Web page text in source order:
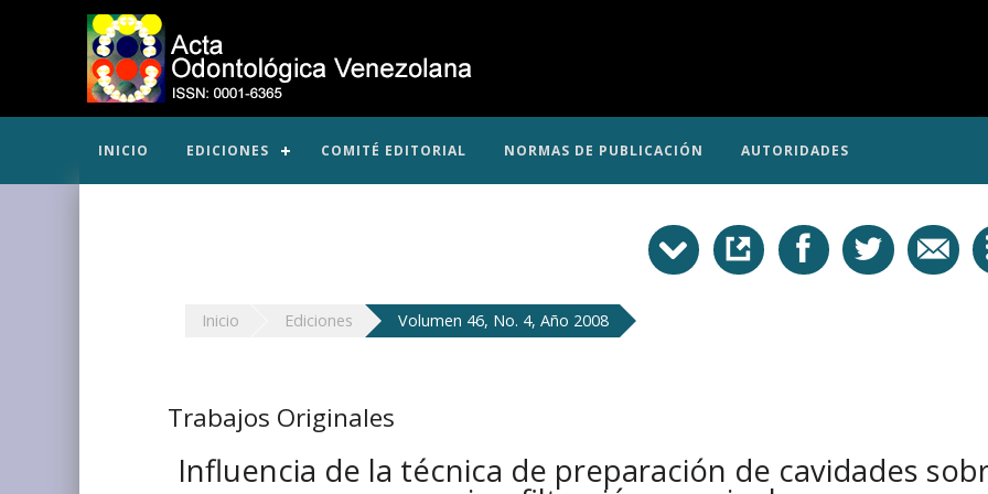
INICIO EDICIONES COMITÉ EDITORIAL NORMAS DE PUBLICACIÓN AUTORIDADES
Inicio Ediciones Volumen 46, No. 4, Año 2008
Trabajos Originales
Influencia de la técnica de preparación de cavidades